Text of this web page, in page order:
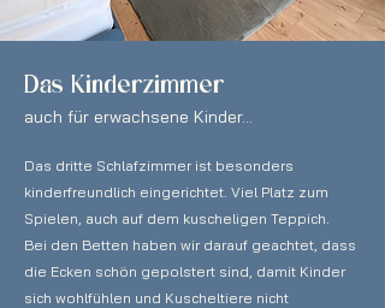
Das Kinderzimmer
auch für erwachsene Kinder...
Das dritte Schlafzimmer ist besonders
kinderfreundlich eingerichtet. Viel Platz zum
Spielen, auch auf dem kuscheligen Teppich.
Bei den Betten haben wir darauf geachtet, dass
die Ecken schön gepolstert sind, damit Kinder
sich wohlfühlen und Kuscheltiere nicht